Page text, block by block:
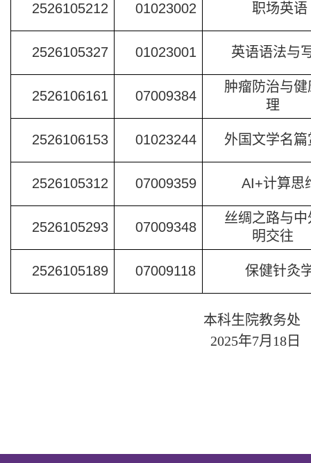
2526105212 01023002 职场英语
2526105327 01023001 英语语法与
2526106161 07009384
肿瘤防治与健
理
2526106153 01023244 外国文学名篇
2526105312 07009359 AI+计算思
2526105293 07009348
丝绸之路与中
明交往
2526105189 07009118 保健针灸
本科生院教务处
2025年7月 18 日